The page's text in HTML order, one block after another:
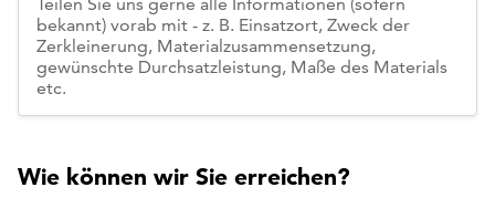
Wie können wir Sie erreichen?